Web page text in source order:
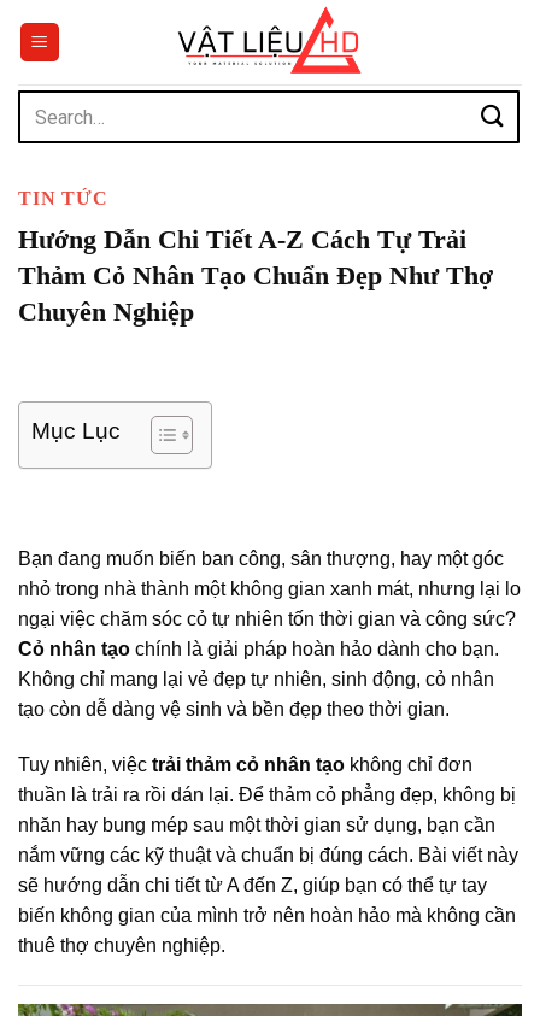
dung
for:
TIN TỨC
Hướng Dẫn Chi Tiết A-Z Cách Tự Trải
Thảm Cỏ Nhân Tạo Chuẩn Đẹp Như Thợ
Chuyên Nghiệp
Mục Lục
Bạn đang muốn biến ban công, sân thượng, hay một góc
nhỏ trong nhà thành một không gian xanh mát, nhưng lại lo
ngại việc chăm sóc cỏ tự nhiên tốn thời gian và công sức?
Cỏ nhân tạo chính là giải pháp hoàn hảo dành cho bạn.
Không chỉ mang lại vẻ đẹp tự nhiên, sinh động, cỏ nhân
tạo còn dễ dàng vệ sinh và bền đẹp theo thời gian.
Tuy nhiên, việc trải thảm cỏ nhân tạo không chỉ đơn
thuần là trải ra rồi dán lại. Để thảm cỏ phẳng đẹp, không bị
nhăn hay bung mép sau một thời gian sử dụng, bạn cần
nắm vững các kỹ thuật và chuẩn bị đúng cách. Bài viết này
sẽ hướng dẫn chi tiết từ A đến Z, giúp bạn có thể tự tay
biến không gian của mình trở nên hoàn hảo mà không cần
thuê thợ chuyên nghiệp.